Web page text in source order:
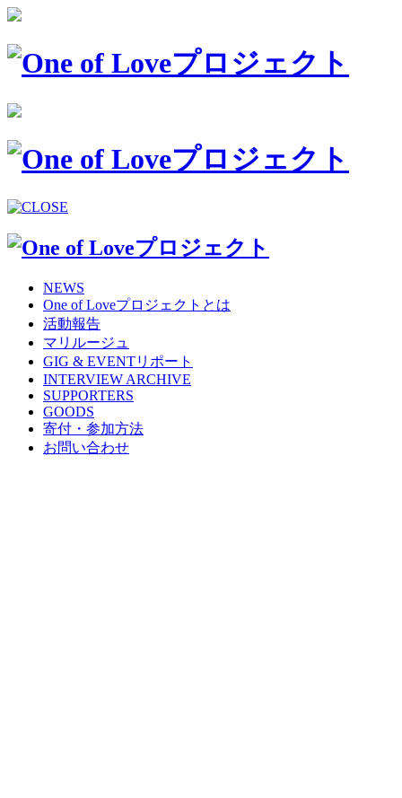
NEWS
One of Loveプロジェクトとは
活動報告
マリルージュ
GIG & EVENTリポート
INTERVIEW ARCHIVE
SUPPORTERS
GOODS
寄付・参加方法
お問い合わせ